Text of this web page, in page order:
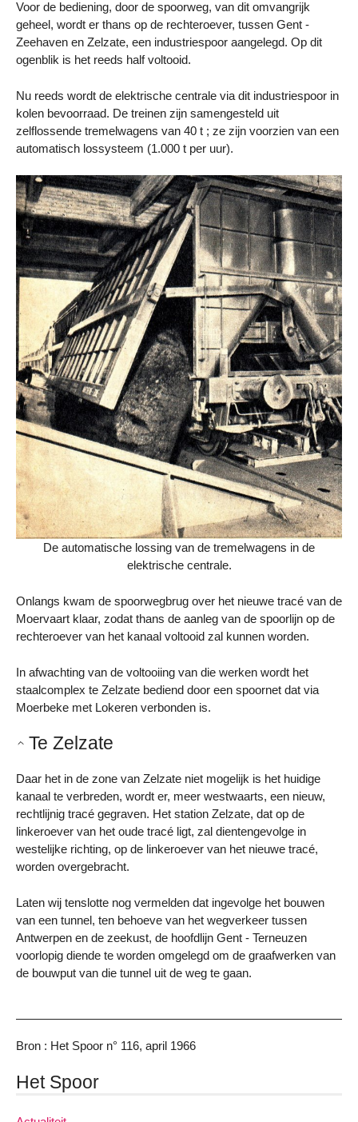
Voor de bediening, door de spoorweg, van dit omvangrijk
geheel, wordt er thans op de rechteroever, tussen Gent -
Zeehaven en Zelzate, een industriespoor aangelegd. Op dit
ogenblik is het reeds half voltooid.
Nu reeds wordt de elektrische centrale via dit industriespoor in
kolen bevoorraad. De treinen zijn samengesteld uit
zelflossende tremelwagens van 40 t ; ze zijn voorzien van een
automatisch lossysteem (1.000 t per uur).
De automatische lossing van de tremelwagens in de
elektrische centrale.
Onlangs kwam de spoorwegbrug over het nieuwe tracé van de
Moervaart klaar, zodat thans de aanleg van de spoorlijn op de
rechteroever van het kanaal voltooid zal kunnen worden.
In afwachting van de voltooiing van die werken wordt het
staalcomplex te Zelzate bediend door een spoornet dat via
Moerbeke met Lokeren verbonden is.
Te Zelzate
Daar het in de zone van Zelzate niet mogelijk is het huidige
kanaal te verbreden, wordt er, meer westwaarts, een nieuw,
rechtlijnig tracé gegraven. Het station Zelzate, dat op de
linkeroever van het oude tracé ligt, zal dientengevolge in
westelijke richting, op de linkeroever van het nieuwe tracé,
worden overgebracht.
Laten wij tenslotte nog vermelden dat ingevolge het bouwen
van een tunnel, ten behoeve van het wegverkeer tussen
Antwerpen en de zeekust, de hoofdlijn Gent - Terneuzen
voorlopig diende te worden omgelegd om de graafwerken van
de bouwput van die tunnel uit de weg te gaan.
Bron : Het Spoor n° 116, april 1966
Het Spoor